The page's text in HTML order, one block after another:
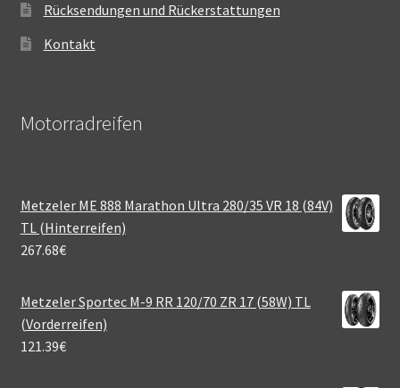
Rücksendungen und Rückerstattungen
Kontakt
Motorradreifen
Metzeler ME 888 Marathon Ultra 280/35 VR 18 (84V)
TL (Hinterreifen)
267.68€
Metzeler Sportec M-9 RR 120/70 ZR 17 (58W) TL
(Vorderreifen)
121.39€